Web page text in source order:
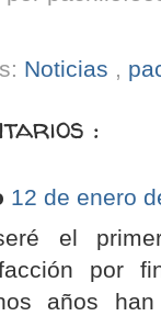
Noticias ,
:
12 de enero
el
por
años